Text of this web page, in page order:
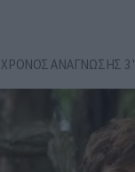
ΧΡΟΝΟΣ ΑΝΑΓΝΩΣΗΣ 3 '